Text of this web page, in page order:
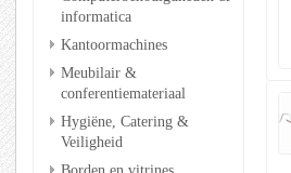
informatica
Kantoormachines
Meubilair &
conferentiemateriaal
Hygiëne, Catering &
Veiligheid